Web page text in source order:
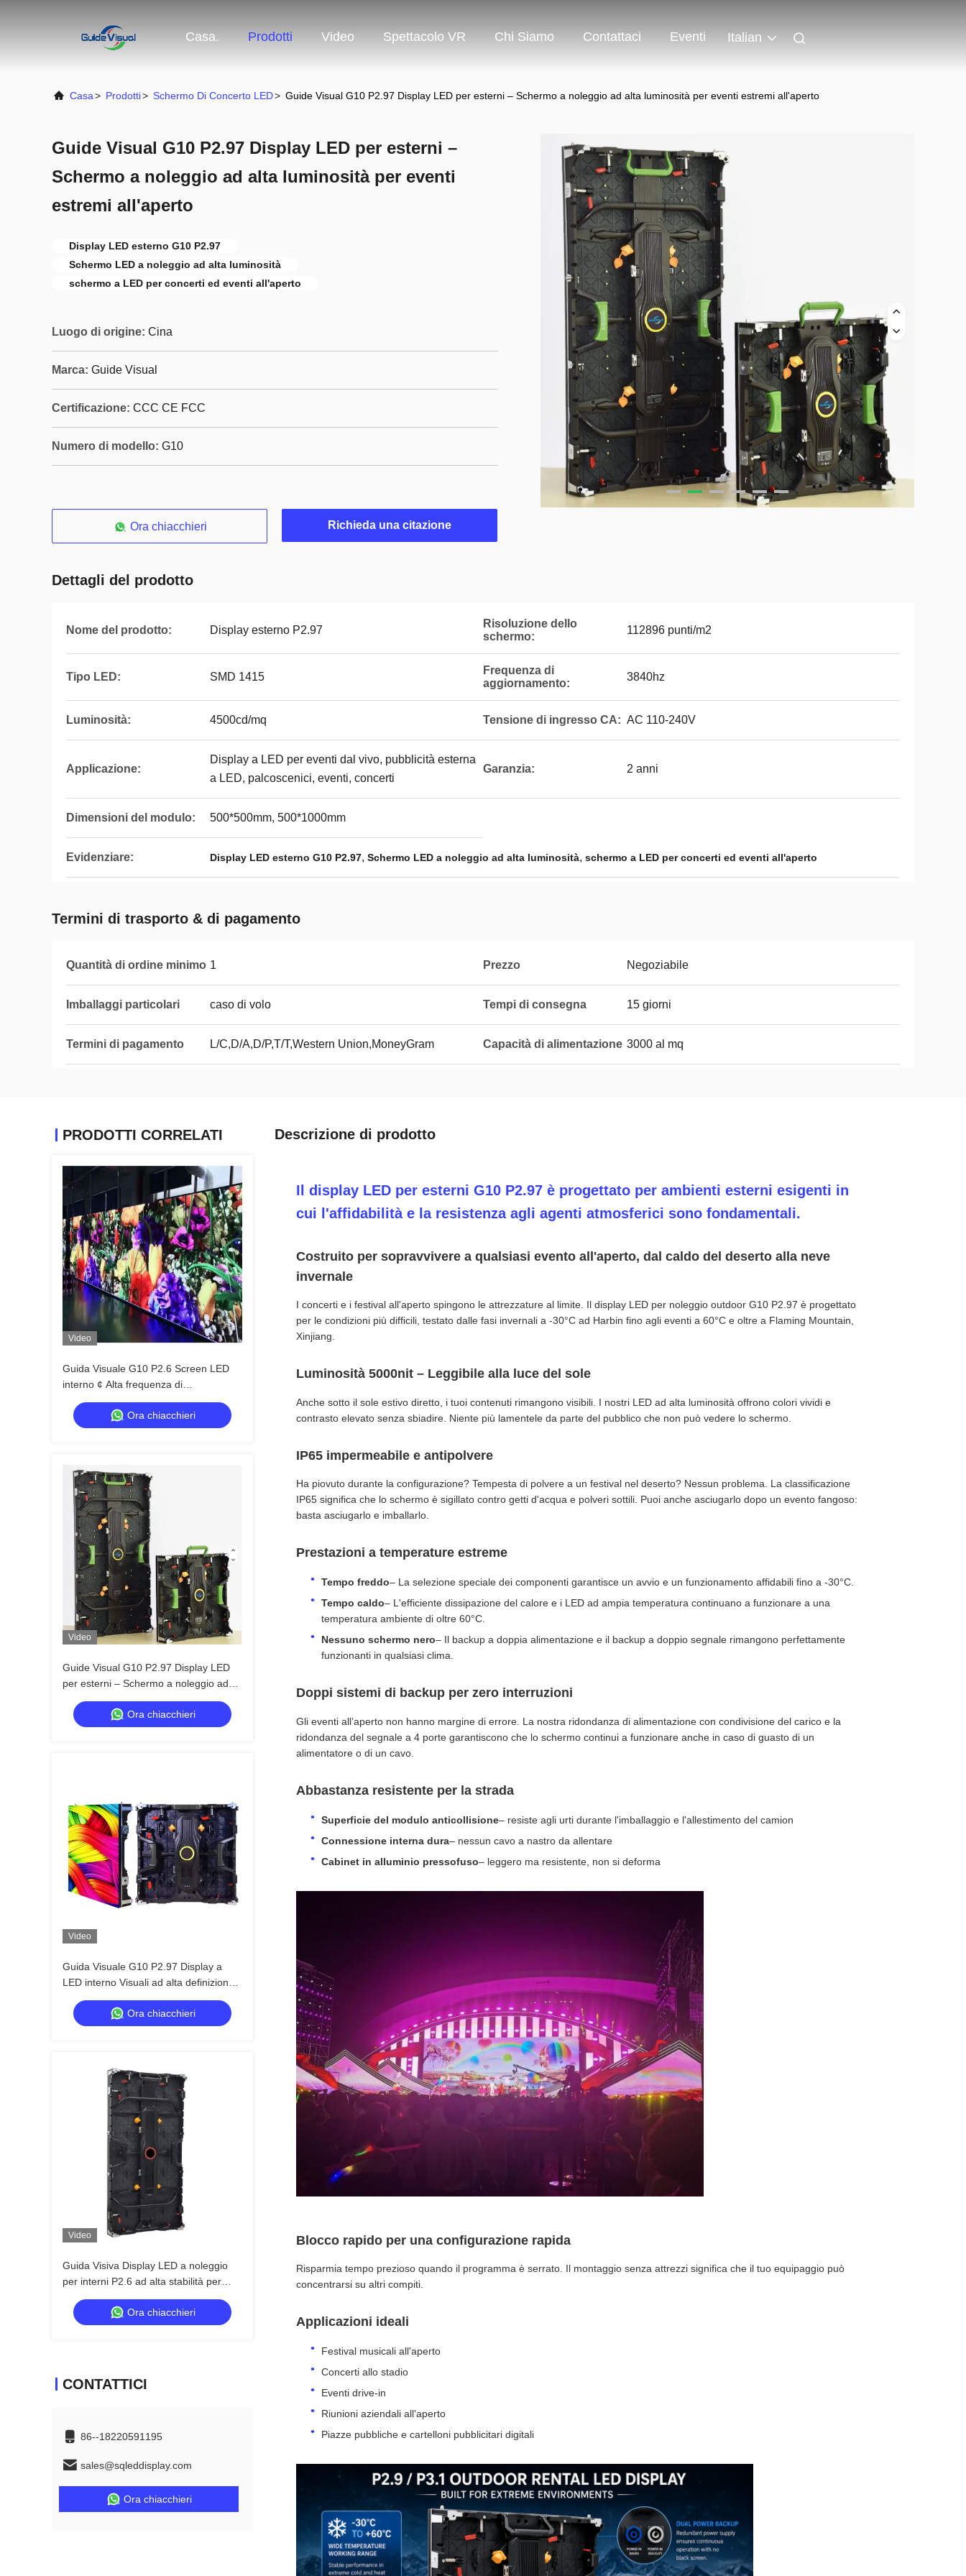
Casa. Prodotti Video Spettacolo VR Chi Siamo Contattaci Eventi Italian
Casa> Prodotti> Schermo Di Concerto LED> Guide Visual G10 P2.97 Display LED per esterni – Schermo a noleggio ad alta luminosità per eventi estremi all'aperto
Guide Visual G10 P2.97 Display LED per esterni –
Schermo a noleggio ad alta luminosità per eventi
estremi all'aperto
Display LED esterno G10 P2.97
Schermo LED a noleggio ad alta luminosità
schermo a LED per concerti ed eventi all'aperto
Luogo di origine: Cina
Marca: Guide Visual
Certificazione: CCC CE FCC
Numero di modello: G10
Ora chiacchieri Richieda una citazione
Dettagli del prodotto
Nome del prodotto: Display esterno P2.97
Risoluzione dello
schermo:
112896 punti/m2
Tipo LED: SMD 1415
Frequenza di
aggiornamento:
3840hz
Luminosità: 4500cd/mq Tensione di ingresso CA: AC 110-240V
Applicazione:
Display a LED per eventi dal vivo, pubblicità esterna
a LED, palcoscenici, eventi, concerti
Garanzia: 2 anni
Dimensioni del modulo: 500*500mm, 500*1000mm
Evidenziare: Display LED esterno G10 P2.97, Schermo LED a noleggio ad alta luminosità, schermo a LED per concerti ed eventi all'aperto
Termini di trasporto & di pagamento
Quantità di ordine minimo 1 Prezzo Negoziabile
Imballaggi particolari caso di volo Tempi di consegna 15 giorni
Termini di pagamento L/C,D/A,D/P,T/T,Western Union,MoneyGram Capacità di alimentazione 3000 al mq
PRODOTTI CORRELATI
Video
Guida Visuale G10 P2.6 Screen LED
interno ¢ Alta frequenza di
aggiornamento per applicazioni
professionali
Ora chiacchieri
Video
Guide Visual G10 P2.97 Display LED
per esterni – Schermo a noleggio ad
alta luminosità per eventi estremi
all'aperto
Ora chiacchieri
Video
Guida Visuale G10 P2.97 Display a
LED interno Visuali ad alta definizione
con affidabilità a lungo termine
Ora chiacchieri
Video
Guida Visiva Display LED a noleggio
per interni P2.6 ad alta stabilità per
concerti, doppia alimentazione di
backup 7680Hz CEOra chiacchieri
CONTATTICI
86--18220591195
sales@sqleddisplay.com
Ora chiacchieri
Descrizione di prodotto
Il display LED per esterni G10 P2.97 è progettato per ambienti esterni esigenti in
cui l'affidabilità e la resistenza agli agenti atmosferici sono fondamentali.
Costruito per sopravvivere a qualsiasi evento all'aperto, dal caldo del deserto alla neve
invernale
I concerti e i festival all'aperto spingono le attrezzature al limite. Il display LED per noleggio outdoor G10 P2.97 è progettato
per le condizioni più difficili, testato dalle fasi invernali a -30°C ad Harbin fino agli eventi a 60°C e oltre a Flaming Mountain,
Xinjiang.
Luminosità 5000nit – Leggibile alla luce del sole
Anche sotto il sole estivo diretto, i tuoi contenuti rimangono visibili. I nostri LED ad alta luminosità offrono colori vividi e
contrasto elevato senza sbiadire. Niente più lamentele da parte del pubblico che non può vedere lo schermo.
IP65 impermeabile e antipolvere
Ha piovuto durante la configurazione? Tempesta di polvere a un festival nel deserto? Nessun problema. La classificazione
IP65 significa che lo schermo è sigillato contro getti d'acqua e polveri sottili. Puoi anche asciugarlo dopo un evento fangoso:
basta asciugarlo e imballarlo.
Prestazioni a temperature estreme
Tempo freddo– La selezione speciale dei componenti garantisce un avvio e un funzionamento affidabili fino a -30°C.
Tempo caldo– L'efficiente dissipazione del calore e i LED ad ampia temperatura continuano a funzionare a una
temperatura ambiente di oltre 60°C.
Nessuno schermo nero– Il backup a doppia alimentazione e il backup a doppio segnale rimangono perfettamente
funzionanti in qualsiasi clima.
Doppi sistemi di backup per zero interruzioni
Gli eventi all’aperto non hanno margine di errore. La nostra ridondanza di alimentazione con condivisione del carico e la
ridondanza del segnale a 4 porte garantiscono che lo schermo continui a funzionare anche in caso di guasto di un
alimentatore o di un cavo.
Abbastanza resistente per la strada
Superficie del modulo anticollisione– resiste agli urti durante l'imballaggio e l'allestimento del camion
Connessione interna dura– nessun cavo a nastro da allentare
Cabinet in alluminio pressofuso– leggero ma resistente, non si deforma
Blocco rapido per una configurazione rapida
Risparmia tempo prezioso quando il programma è serrato. Il montaggio senza attrezzi significa che il tuo equipaggio può
concentrarsi su altri compiti.
Applicazioni ideali
Festival musicali all'aperto
Concerti allo stadio
Eventi drive‑in
Riunioni aziendali all'aperto
Piazze pubbliche e cartelloni pubblicitari digitali